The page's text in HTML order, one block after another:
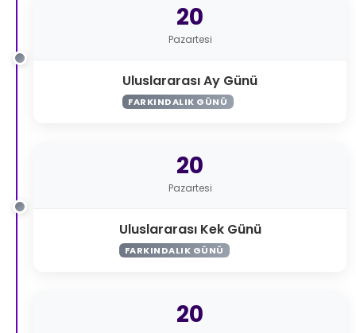
20
Pazartesi
Uluslararası Ay Günü
FARKINDALIK GÜNÜ
20
Pazartesi
Uluslararası Kek Günü
FARKINDALIK GÜNÜ
20